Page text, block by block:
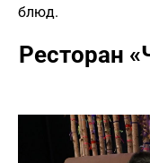
блюд.
Ресторан